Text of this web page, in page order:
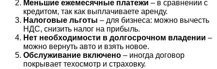
Меньшие ежемесячные платежи – в сравнении с
кредитом, так как выплачиваете аренду.
Налоговые льготы – для бизнеса: можно вычесть
НДС, снизить налог на прибыль.
Нет необходимости в долгосрочном владении –
можно вернуть авто и взять новое.
Обслуживание включено – иногда договор
покрывает техосмотр и страховку.